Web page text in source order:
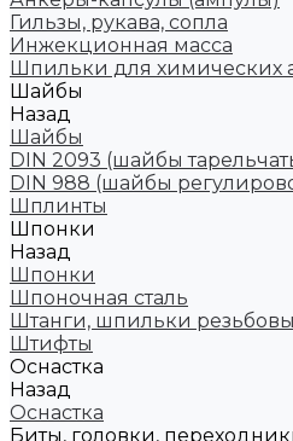
Гильзы, рукава, сопла
Инжекционная масса
Шпильки для химических
Шайбы
Назад
Шайбы
DIN 2093 (шайбы
DIN 988 (шайбы
Шплинты
Шпонки
Назад
Шпонки
Шпоночная сталь
Штанги, шпильки
Штифты
Оснастка
Назад
Оснастка
Биты, головки,